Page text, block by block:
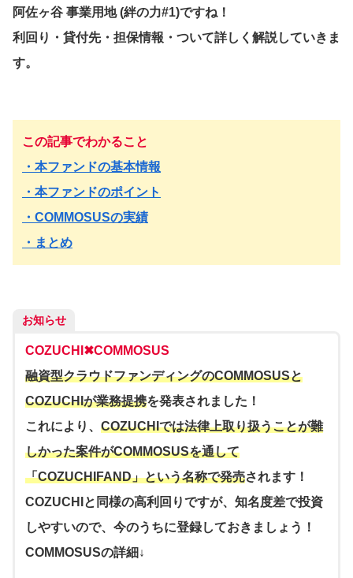
阿佐ヶ谷 事業用地 (絆の力#1)ですね！
利回り・貸付先・担保情報・ついて詳しく解説していきま
す。
この記事でわかること
・本ファンドの基本情報
・本ファンドのポイント
・COMMOSUSの実績
・まとめ
お知らせ
COZUCHI✖︎COMMOSUS
融資型クラウドファンディングのCOMMOSUSと
COZUCHIが業務提携を発表されました！
これにより、 COZUCHIでは法律上取り扱うことが難
しかった案件がCOMMOSUSを通して
「COZUCHIFAND」という名称で発売されます！
COZUCHIと同様の高利回りですが、知名度差で投資
しやすいので、今のうちに登録しておきましょう！
COMMOSUSの詳細↓